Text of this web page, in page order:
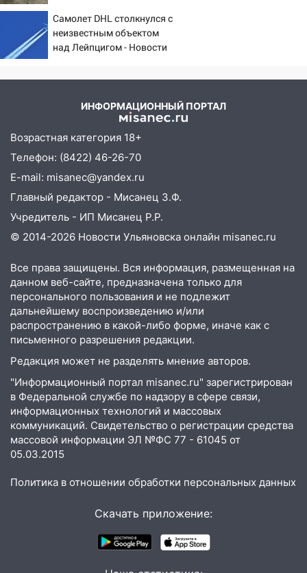
16:20
не защищены от лесных пожаров
16:12
Пуля пробила окно квартиры на
усилить борьбу со свалками в
Инзенском районе
16:06 Патриарх Кирилл оценил работу
Симбирской епархии
15:45 Жителям села Тагай больше не
придётся ездить в райцентр ради сдачи
анализов
15:30 После жалобы прокурору на
восстановили освещение
15:23 За неделю ульяновские спасатели
спасли восемь человек
14:40 Житель Димитровграда поверил в
миллионов рублей
14:30 Застолье закончилось кражей:
ульяновец перевёл себе деньги с карты
знакомого
14:01 За неделю в Ульяновской области
13:54
Хотел «подарить жене машину»,
тысяч рублей
Пять встреч и почти 5 млн рублей:
Самолет DHL столкнулся с
неизвестным объектом
над Лейпцигом - Новости
ИНФОРМАЦИОННЫЙ ПОРТАЛ
Возрастная категория 18+
Телефон: (8422) 46-26-70
E-mail: misanec@yandex.ru
Главный редактор - Мисанец З.Ф.
Учредитель - ИП Мисанец Р.Р.
© 2014-2026 Новости Ульяновска онлайн misanec.ru
Все права защищены. Вся информация, размещенная на
данном веб-сайте, предназначена только для
персонального пользования и не подлежит
дальнейшему воспроизведению и/или
распространению в какой-либо форме, иначе как с
письменного разрешения редакции.
Редакция может не разделять мнение авторов.
"Информационный портал misanec.ru" зарегистрирован
в Федеральной службе по надзору в сфере связи,
информационных технологий и массовых
коммуникаций. Свидетельство о регистрации средства
массовой информации ЭЛ №ФС 77 - 61045 от
05.03.2015
Политика в отношении обработки персональных данных
Скачать приложение: